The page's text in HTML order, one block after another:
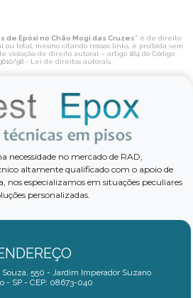
de Epóxi no Chão Mogi das Cruzes" é de direito
ou total, mesmo citando nossos links, é proibida sem
violação de direito autoral – artigo 184 do Código
98 - Lei de direitos autorais.
necessidade no mercado de RAD,
altamente qualificado com o apoio de
nos especializamos em situações peculiares
personalizadas.
550 - Jardim Imperador Suzano
- SP - CEP: 08673-040